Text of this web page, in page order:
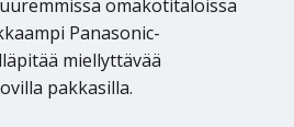
omakotitaloissa
Panasonic-
miellyttävää
pakkasilla.